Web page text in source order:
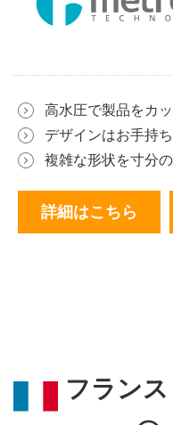
高水圧で製品をカッ
デザインはお手持
複雑な形状を寸分
詳細はこちら
フラン